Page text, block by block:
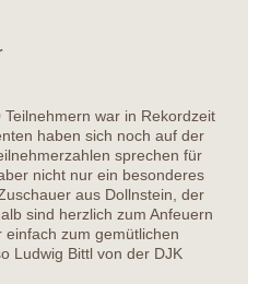
war in Rekordzeit
haben sich noch auf der
sprechen für
nicht nur ein besonderes
aus Dollnstein, der
sind herzlich zum Anfeuern
zum gemütlichen
Ludwig Bittl von der DJK